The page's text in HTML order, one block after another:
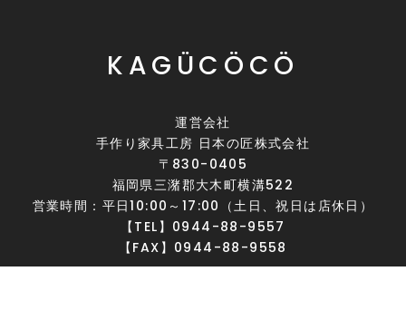
KAGÜCÖCÖ
運営会社
手作り家具工房 日本の匠株式会社
〒830-0405
福岡県三潴郡大木町横溝522
営業時間：平日10:00～17:00（土日、祝日は店休日）
【TEL】0944-88-9557
【FAX】0944-88-9558